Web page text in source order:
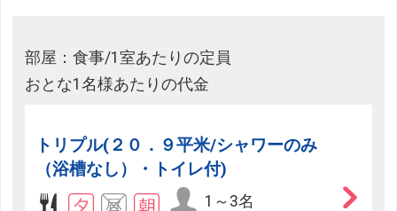
部屋：食事/1室あたりの定員
おとな1名様あたりの代金
トリプル(２０．９平米/シャワーのみ
（浴槽なし）・トイレ付)
1～3名